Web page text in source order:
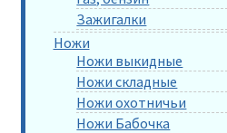
Зажигалки
Ножи
Ножи выкидные
Ножи складные
Ножи охотничьи
Ножи Бабочка